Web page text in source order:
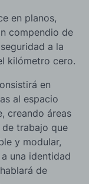
en planos,
compendio de
a la
kilómetro cero.
en
al espacio
creando áreas
trabajo que
y modular,
una identidad
de